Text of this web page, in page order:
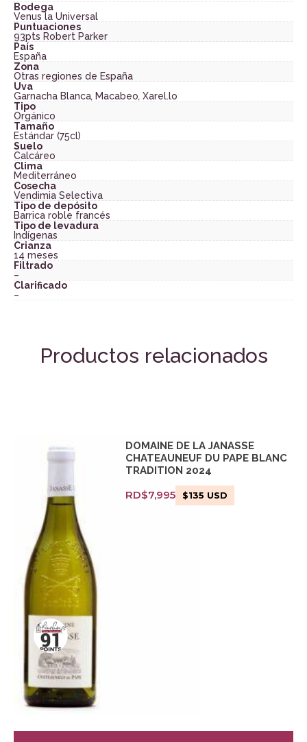
Bodega
Venus la Universal
Puntuaciones
93pts Robert Parker
País
España
Zona
Otras regiones de España
Uva
Garnacha Blanca Macabeo Xarel.lo
Tipo
Orgánico
Tamaño
Estándar (75cl)
Suelo
Calcáreo
Clima
Mediterráneo
Cosecha
Vendimia Selectiva
Tipo de depósito
Barrica roble francés
Tipo de levadura
Indígenas
Crianza
14 meses
Filtrado
–
Clarificado
–
Productos relacionados
DOMAINE DE LA JANASSE
CHATEAUNEUF DU PAPE BLANC
TRADITION 2024
RD$7,995 $135 USD